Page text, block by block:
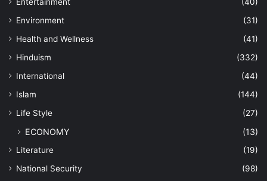
Environment
(31)
Health and Wellness
(41)
Hinduism
(332)
International
(44)
Islam
(144)
Life Style
(27)
ECONOMY (13)
Literature
(19)
National Security
(98)